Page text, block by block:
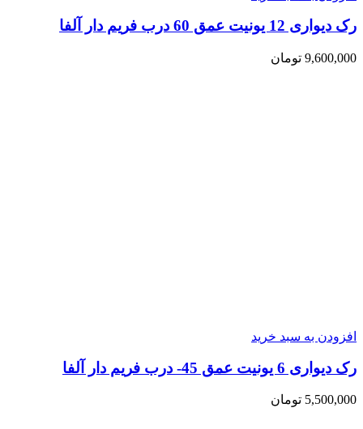
رک دیواری 12 یونیت عمق 60 درب فریم دار آلفا
9,600,000 تومان
افزودن به سبد خرید
رک دیواری 6 یونیت عمق 45- درب فریم دار آلفا
5,500,000 تومان